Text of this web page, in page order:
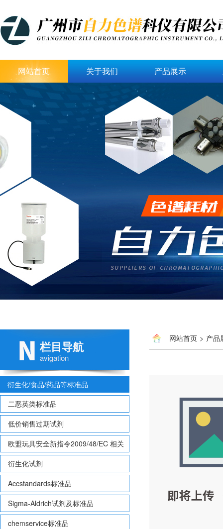
网站首页 关于我们 产品展示
栏目导航
avigation
衍生化/食品/药品等标准品
二恶英类标准品
低价销售过期试剂
欧盟玩具安全新指令2009/48/EC 相关
致敏性香味剂标准品
衍生化试剂
Accstandards标准品
Sigma-Aldrich试剂及标准品
chemservice标准品
网站首页 > 产品